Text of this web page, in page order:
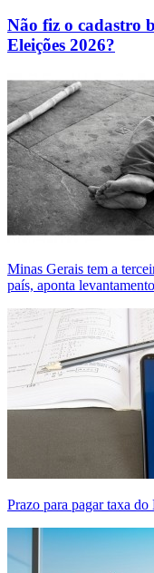
Não fiz o cadastro
Eleições 2026?
Minas Gerais tem a
país, aponta levantamento
Prazo para pagar taxa